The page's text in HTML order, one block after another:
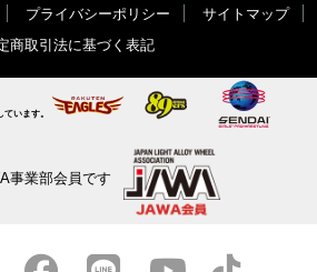
プライバシーポリシー
サイトマップ
商取引法に基づく表記
います。
事業部会員です